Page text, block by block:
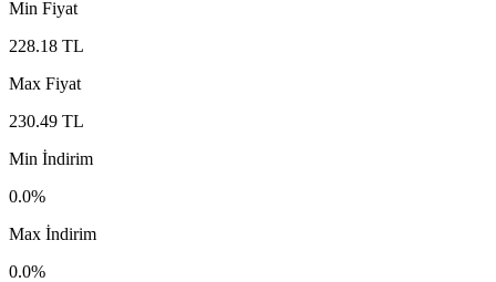
Min Fiyat
228.18 TL
Max Fiyat
230.49 TL
Min İndirim
0.0%
Max İndirim
0.0%